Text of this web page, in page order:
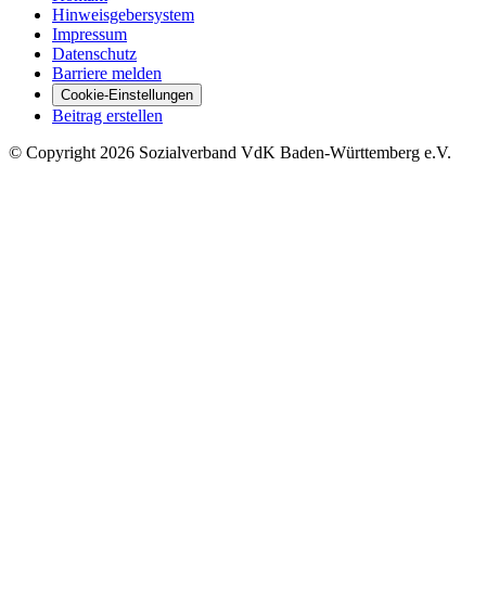
Hinweisgebersystem
Impressum
Datenschutz
Barriere melden
Cookie-Einstellungen
Beitrag erstellen
© Copyright 2026 Sozialverband VdK Baden-Württemberg e.V.